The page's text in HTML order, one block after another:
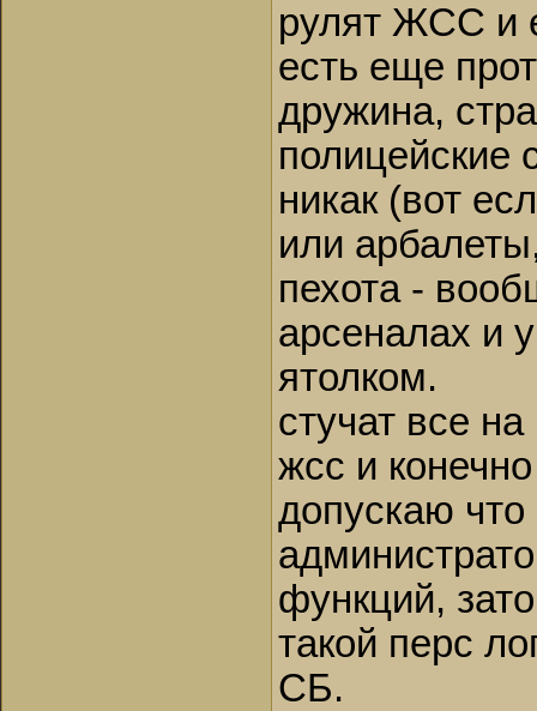
рулят ЖСС и
есть еще
дружина,
полицейские
никак (вот
или
пехота -
арсеналах и
ятолком.
стучат все
жсс и
допускаю что
функций,
такой перс
СБ.